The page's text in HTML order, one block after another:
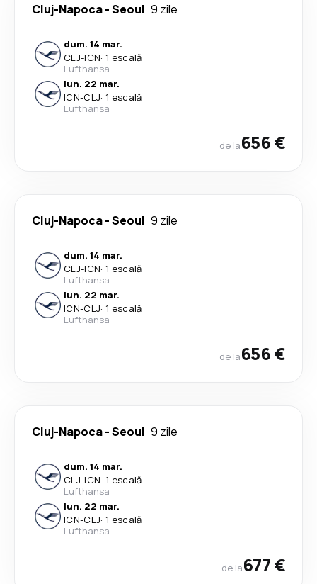
Cluj-Napoca-Seoul 9 zile
dum. 14 mar.
CLJ-ICN· 1 escală
Lufthansa
lun. 22 mar.
ICN-CLJ· 1 escală
Lufthansa
de la656 €
Cluj-Napoca-Seoul 9 zile
dum. 14 mar.
CLJ-ICN· 1 escală
Lufthansa
lun. 22 mar.
ICN-CLJ· 1 escală
Lufthansa
de la656 €
Cluj-Napoca-Seoul 9 zile
dum. 14 mar.
CLJ-ICN· 1 escală
Lufthansa
lun. 22 mar.
ICN-CLJ· 1 escală
Lufthansa
de la677 €